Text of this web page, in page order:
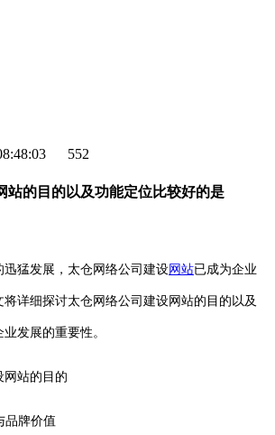
08:48:03 552
站的目的以及功能定位比较好的是
猛发展，太仓网络公司建设网站已成为企业
详细探讨太仓网络公司建设网站的目的以及
发展的重要性。
网站的目的
品牌价值